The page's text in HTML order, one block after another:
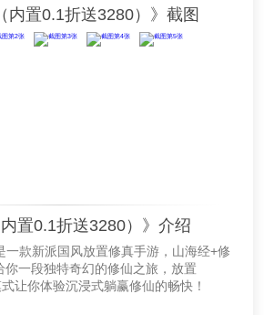
内置0.1折送3280）》截图
内置0.1折送3280）》介绍
一款新派国风放置修真手游，山海经+修
一段独特奇幻的修仙之旅，放置
让你体验沉浸式躺赢修仙的畅快！